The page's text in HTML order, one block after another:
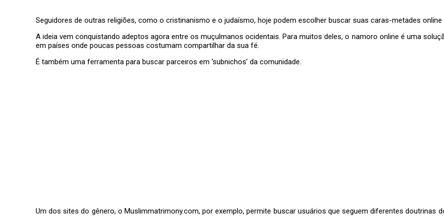
Seguidores de outras religiões, como o cristinanismo e o judaísmo, hoje podem escolher buscar suas caras-metades
A ideia vem conquistando adeptos agora entre os muçulmanos ocidentais. Para muitos deles, o namoro online é uma
em países onde poucas pessoas costumam compartilhar da sua fé.
É também uma ferramenta para buscar parceiros em ‘subnichos’ da comunidade.
Um dos sites do gênero, o Muslimmatrimony.com, por exemplo, permite buscar usuários que seguem diferentes